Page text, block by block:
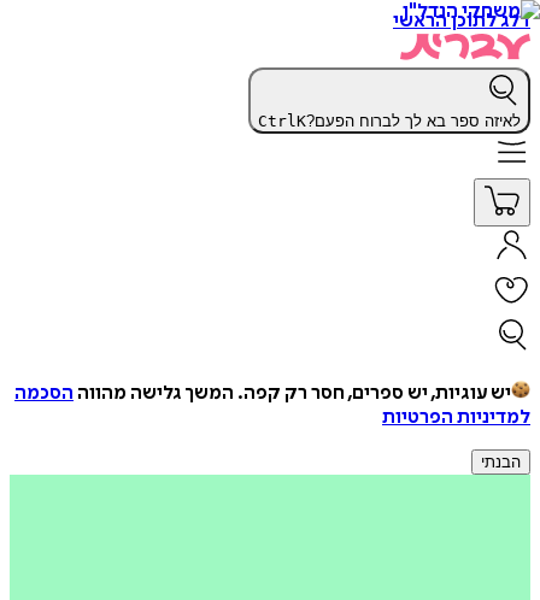
דלג לתוכן הראשי
לאיזה ספר בא לך לברוח הפעם? CtrlK
יש עוגיות, יש ספרים, חסר רק קפה. המשך גלישה מהווה הסכמה
למדיניות הפרטיות
הבנתי